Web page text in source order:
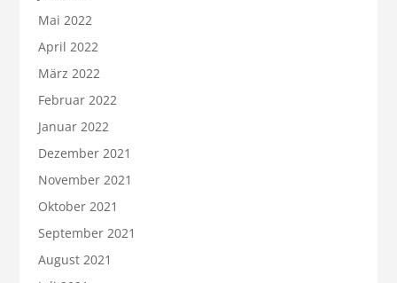
Mai 2022
April 2022
März 2022
Februar 2022
Januar 2022
Dezember 2021
November 2021
Oktober 2021
September 2021
August 2021